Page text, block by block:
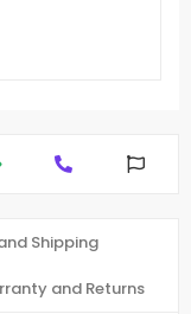
Shipping
and Returns